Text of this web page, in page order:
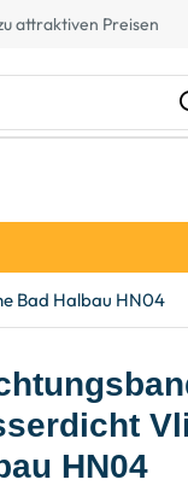
attraktiven Preisen
Bad Halbau HN04
HN04